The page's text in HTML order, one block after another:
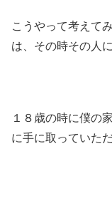
こうやって考えて
は、その時その人
１８歳の時に僕の
に手に取っていた